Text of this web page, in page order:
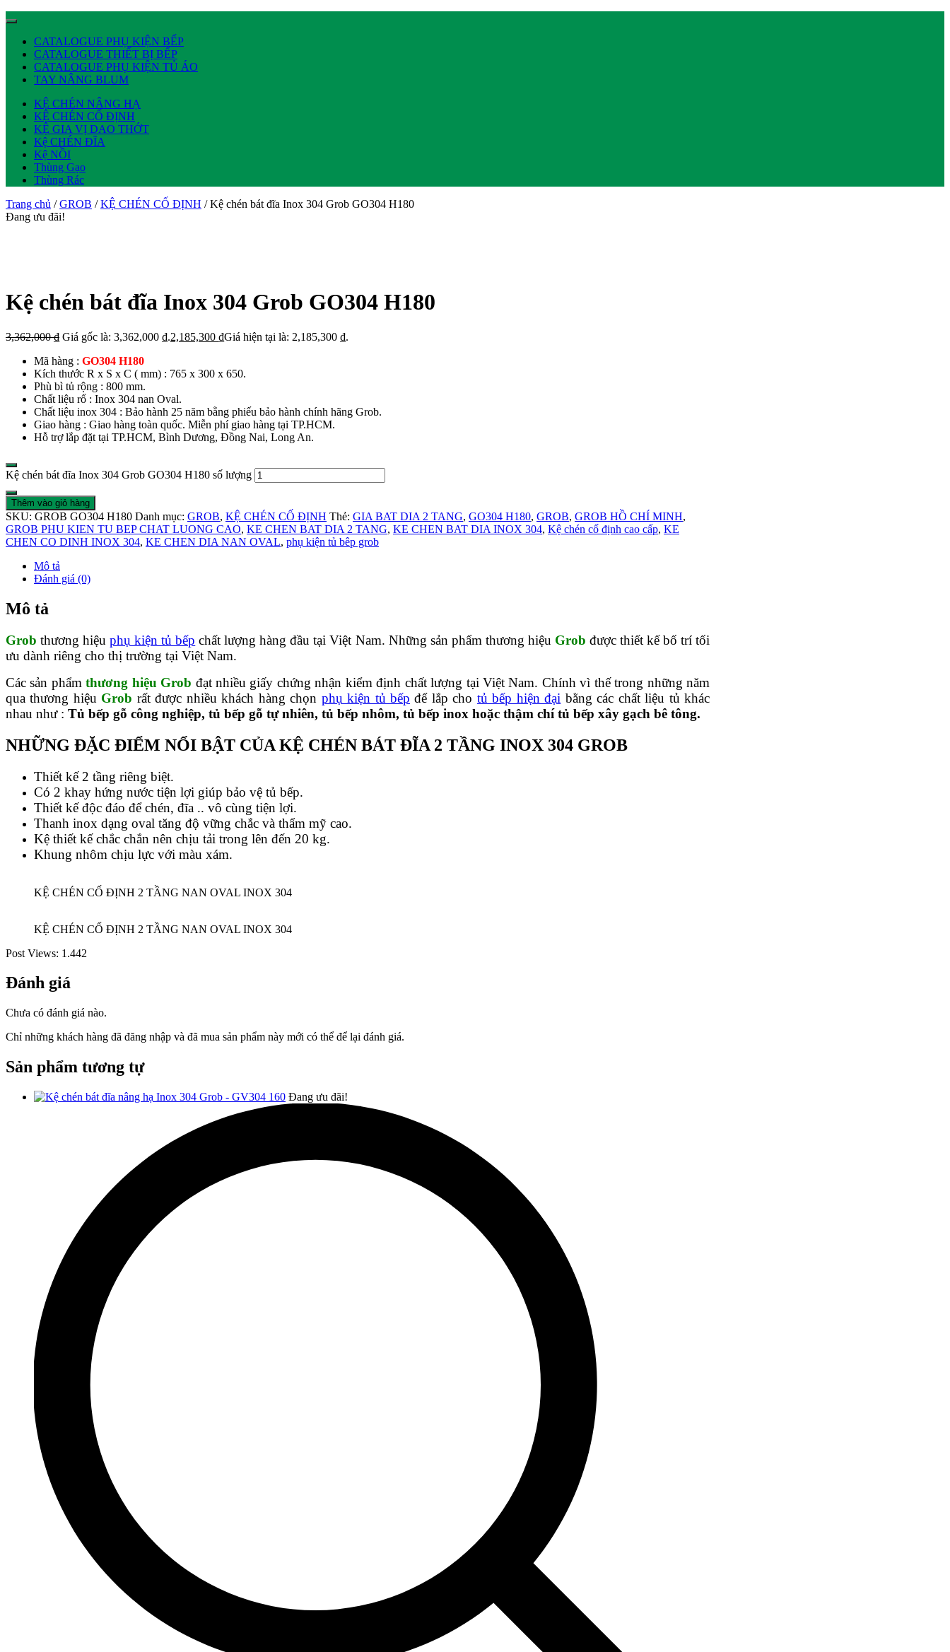
CATALOGUE PHỤ KIỆN BẾP
CATALOGUE THIẾT BỊ BẾP
CATALOGUE PHỤ KIỆN TỦ ÁO
TAY NÂNG BLUM
KỆ CHÉN NÂNG HẠ
KỆ CHÉN CỐ ĐỊNH
KỆ GIA VỊ DAO THỚT
Kệ CHÉN ĐĨA
Kệ NỒI
Thùng Gạo
Thùng Rác
Trang chủ /GROB /KỆ CHÉN CỐ ĐỊNH / Kệ chén bát đĩa Inox 304 Grob GO304 H180
Đang ưu đãi!
Kệ chén bát đĩa Inox 304 Grob GO304 H180
3,362,000₫ Giá gốc là: 3,362,000 ₫.2,185,300 ₫Giá hiện tại là: 2,185,300 ₫.
Mã hàng : GO304 H180
Kích thước R x S x C ( mm) : 765 x 300 x 650.
Phù bì tủ rộng : 800 mm.
Chất liệu rổ : Inox 304 nan Oval.
Chất liệu inox 304 : Bảo hành 25 năm bằng phiếu bảo hành chính hãng Grob.
Giao hàng : Giao hàng toàn quốc. Miễn phí giao hàng tại TP.HCM.
Hỗ trợ lắp đặt tại TP.HCM, Bình Dương, Đồng Nai, Long An.
Kệ chén bát đĩa Inox 304 Grob GO304 H180 số lượng
Thêm vào giỏ hàng
SKU: GROB GO304 H180 Danh mục: GROB, KỆ CHÉN CỐ ĐỊNH Thẻ: GIA BAT DIA 2 TANG, GO304 H180, GROB, GROB HỒ CHÍ MINH,
GROB PHU KIEN TU BEP CHAT LUONG CAO, KE CHEN BAT DIA 2 TANG, KE CHEN BAT DIA INOX 304, Kệ chén cố định cao cấp, KE
CHEN CO DINH INOX 304, KE CHEN DIA NAN OVAL, phụ kiện tủ bêp grob
Mô tả
Đánh giá (0)
Mô tả
Grob thương hiệuphụ kiện tủ bếp chất lượng hàng đầu tại Việt Nam. Những sản phẩm thương hiệu Grob được thiết kế bố trí tối
ưu dành riêng cho thị trường tại Việt Nam.
Các sản phẩmthương hiệu Grob đạt nhiều giấy chứng nhận kiểm định chất lượng tại Việt Nam. Chính vì thế trong những năm
qua thương hiệu Grob rất được nhiều khách hàng chọn phụ kiện tủ bếp để lắp cho tủ bếp hiện đại bằng các chất liệu tủ khác
nhau như : Tủ bếp gỗ công nghiệp, tủ bếp gỗ tự nhiên, tủ bếp nhôm, tủ bếp inox hoặc thậm chí tủ bếp xây gạch bê tông.
NHỮNG ĐẶC ĐIỂM NỔI BẬT CỦA KỆ CHÉN BÁT ĐĨA 2 TẦNG INOX 304 GROB
Thiết kế 2 tầng riêng biệt.
Có 2 khay hứng nước tiện lợi giúp bảo vệ tủ bếp.
Thiết kế độc đáo để chén, đĩa .. vô cùng tiện lợi.
Thanh inox dạng oval tăng độ vững chắc và thẩm mỹ cao.
Kệ thiết kế chắc chắn nên chịu tải trong lên đến 20 kg.
Khung nhôm chịu lực với màu xám.
KỆ CHÉN CỐ ĐỊNH 2 TẦNG NAN OVAL INOX 304
KỆ CHÉN CỐ ĐỊNH 2 TẦNG NAN OVAL INOX 304
Post Views: 1.442
Đánh giá
Chưa có đánh giá nào.
Chỉ những khách hàng đã đăng nhập và đã mua sản phẩm này mới có thể để lại đánh giá.
Sản phẩm tương tự
Đang ưu đãi!